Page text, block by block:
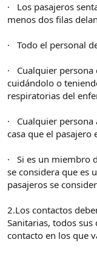
· Los pasajeros
menos dos filas
· Todo el personal
· Cualquier
cuidándolo o
respiratorias del
· Cualquier
casa que el pasajero
· Si es un miembro
se considera que es
pasajeros se
2.Los contactos
Sanitarias, todos
contacto en los que